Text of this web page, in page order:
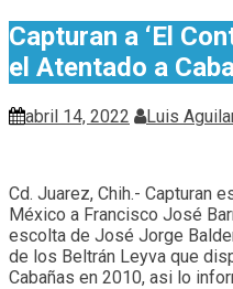
Capturan a ‘El
el Atentado a
abril 14, 2022 Luis
Cd. Juarez, Chih.- Capturan
México a Francisco José
escolta de José Jorge
de los Beltrán Leyva que
Cabañas en 2010, asi lo